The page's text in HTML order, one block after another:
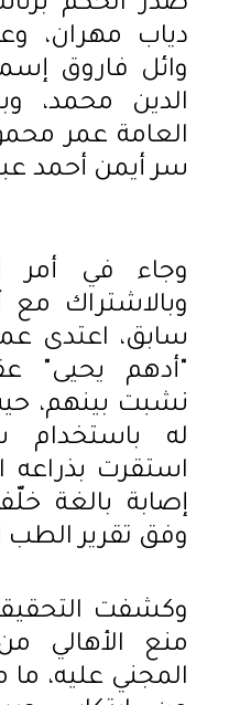
دياب مهران،
وائل فاروق
الدين محمد،
العامة عمر
سر أيمن أحمد
وجاء في أمر
وبالاشتراك
سابق، اعتدى
"أدهم يحيى"
نشبت بينهم،
له باستخدام
استقرت بذراعه
إصابة بالغة
وفق تقرير الطب
وكشفت
منع الأهالي
المجني عليه،